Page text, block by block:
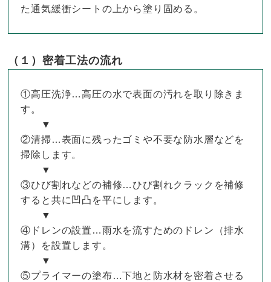
た通気緩衝シートの上から塗り固める。
（１）密着工法の流れ
①高圧洗浄…高圧の水で表面の汚れを取り除きま
す。
▼
②清掃…表面に残ったゴミや不要な防水層などを
掃除します。
▼
③ひび割れなどの補修…ひび割れクラックを補修
すると共に凹凸を平にします。
▼
④ドレンの設置…雨水を流すためのドレン（排水
溝）を設置します。
▼
⑤プライマーの塗布…下地と防水材を密着させる